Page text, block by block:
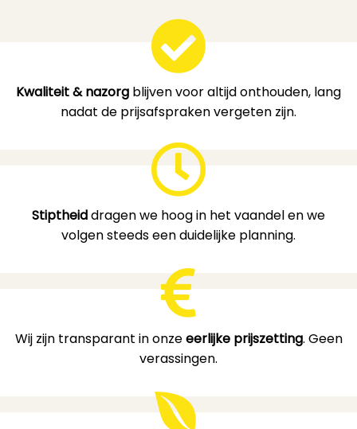
Kwaliteit & nazorg blijven voor altijd onthouden, lang
nadat de prijsafspraken vergeten zijn.
Stiptheiddragen we hoog in het vaandel en we
volgen steeds een duidelijke planning.
Wij zijn transparant in onzeeerlijke prijszetting. Geen
verassingen.